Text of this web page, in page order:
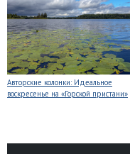
Авторские колонки: Идеальное
воскресенье на «Горской пристани»